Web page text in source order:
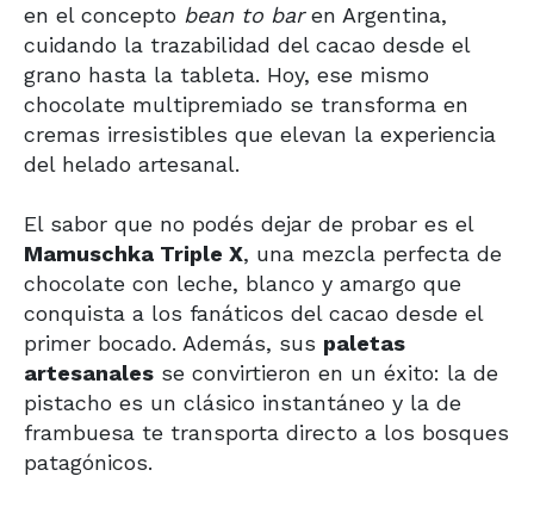
en el concepto bean to baren Argentina,
cuidando la trazabilidad del cacao desde el
grano hasta la tableta. Hoy, ese mismo
chocolate multipremiado se transforma en
cremas irresistibles que elevan la experiencia
del helado artesanal.
El sabor que no podés dejar de probar es el
Mamuschka Triple X, una mezcla perfecta de
chocolate con leche, blanco y amargo que
conquista a los fanáticos del cacao desde el
primer bocado. Además, sus paletas
artesanales se convirtieron en un éxito: la de
pistacho es un clásico instantáneo y la de
frambuesa te transporta directo a los bosques
patagónicos.